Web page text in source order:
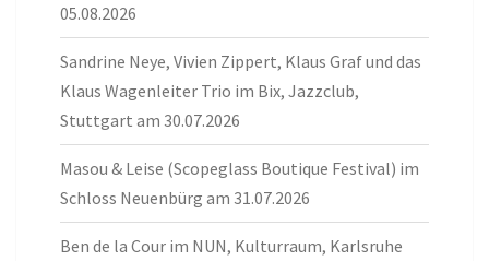
05.08.2026
Sandrine Neye, Vivien Zippert, Klaus Graf und das
Klaus Wagenleiter Trio im Bix, Jazzclub,
Stuttgart am 30.07.2026
Masou & Leise (Scopeglass Boutique Festival) im
Schloss Neuenbürg am 31.07.2026
Ben de la Cour im NUN, Kulturraum, Karlsruhe